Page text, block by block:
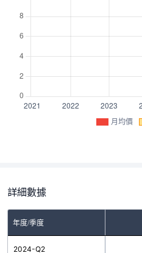
月均價
詳細數據
年度/季度
2024-Q2